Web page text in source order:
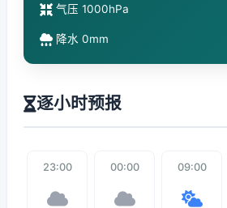
气压 1000hPa
降水 0mm
逐小时预报
23:00 00:00 09:00